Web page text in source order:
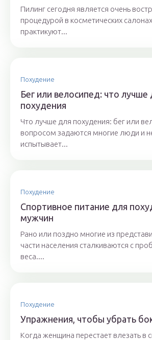
Пилинг сегодня является очень
процедурой в косметических
практикуют...
Похудение
Бег или велосипед: что лучше
похудения
Что лучше для похудения: бег или
вопросом задаются многие люди и
испытывает...
Похудение
Спортивное питание для
мужчин
Рано или поздно многие из
части населения сталкиваются с
веса....
Похудение
Упражнения, чтобы убрать
Когда женщина перестает влезать